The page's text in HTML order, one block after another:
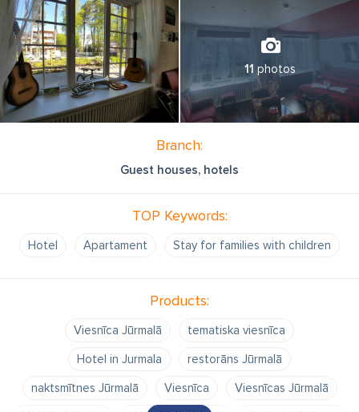
11 photos
Branch:
Guest houses, hotels
TOP Keywords:
Hotel Apartament Stay for families with children
Products:
Viesnīca Jūrmalā
tematiska viesnīca
Hotel in Jurmala
restorāns Jūrmalā
naktsmītnes Jūrmalā
Viesnīca
Viesnīcas Jūrmalā